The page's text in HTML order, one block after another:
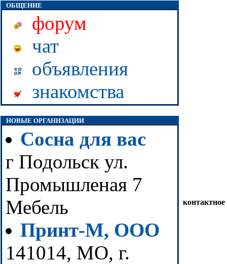
ОБЩЕНИЕ
форум
чат
объявления
знакомства
НОВЫЕ ОРГАНИЗАЦИИ
Сосна для вас
г Подольск ул.
Промышленая 7
Мебель
Принт-М, ООО
141014, МО, г.